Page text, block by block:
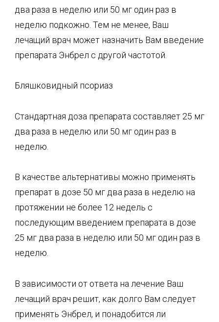
два раза в неделю или 50 мг один раз в
неделю подкожно. Тем не менее, Ваш
лечащий врач может назначить Вам введение
препарата Энбрел с другой частотой.
Бляшковидный псориаз
Стандартная доза препарата составляет 25 мг
два раза в неделю или 50 мг один раз в
неделю.
В качестве альтернативы можно применять
препарат в дозе 50 мг два раза в неделю на
протяжении не более 12 недель с
последующим введением препарата в дозе
25 мг два раза в неделю или 50 мг один раз в
неделю.
В зависимости от ответа на лечение Ваш
лечащий врач решит, как долго Вам следует
применять Энбрел, и понадобится ли